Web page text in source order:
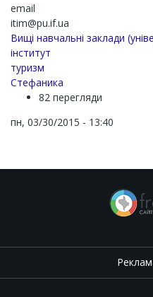
email
itim@pu.if.ua
Вищі навчальні заклади
інститут
туризм
Стефаника
82 перегляди
пн, 03/30/2015 - 13:40